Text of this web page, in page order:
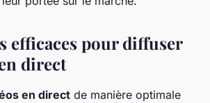
efficaces pour diffuser
direct
en direct de manière optimale